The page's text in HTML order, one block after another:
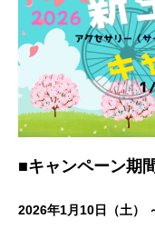
■キャンペーン期
2026年1月10日（土）